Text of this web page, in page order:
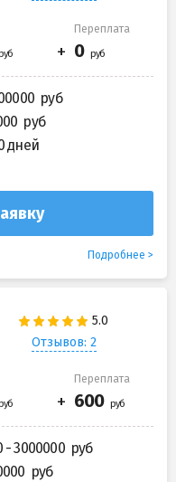
Переплата
дней
Подробнее
Отзывов: 2
Переплата
- 3000000